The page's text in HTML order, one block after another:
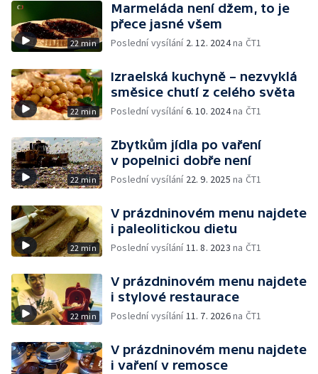
22 min
Marmeláda není džem, to je
přece jasné všem
Poslední vysílání 2. 12. 2024na ČT1
22 min
Izraelská kuchyně – nezvyklá
směsice chutí z celého světa
Poslední vysílání6. 10. 2024na ČT1
22 min
Zbytkům jídla po vaření
v popelnici dobře není
Poslední vysílání 22. 9. 2025 na ČT1
22 min
V prázdninovém menu najdete
i paleolitickou dietu
Poslední vysílání11. 8. 2023 na ČT1
22 min
V prázdninovém menu najdete
i stylové restaurace
Poslední vysílání11. 7. 2026na ČT1
V prázdninovém menu najdete
i vaření v remosce